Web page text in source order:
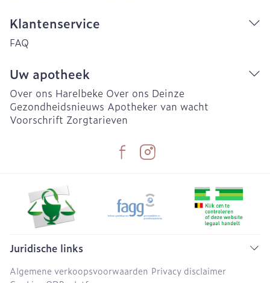
Klantenservice
FAQ
Uw apotheek
Over ons Harelbeke Over ons Deinze
Gezondheidsnieuws Apotheker van wacht
Voorschrift Zorgtarieven
Juridische links
Algemene verkoopsvoorwaarden Privacy disclaimer